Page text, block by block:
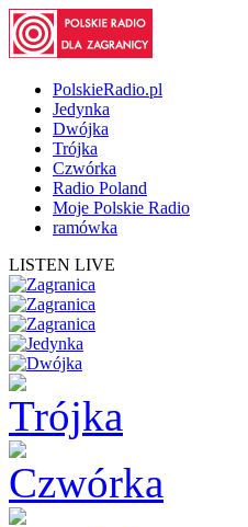
PolskieRadio.pl
Jedynka
Dwójka
Trójka
Czwórka
Radio Poland
Moje Polskie Radio
ramówka
LISTEN LIVE